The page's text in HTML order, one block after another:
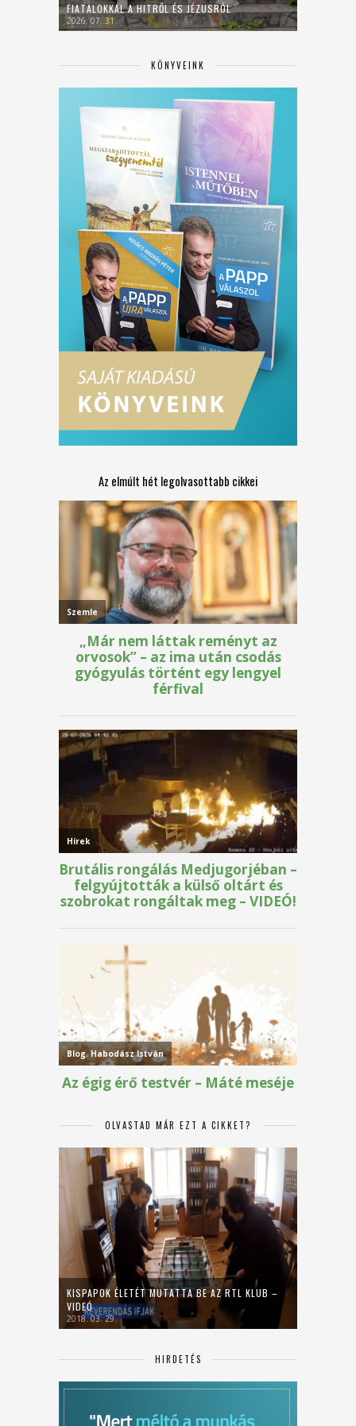
FIATALOKKAL A HITRŐL ÉS JÉZUSRÓL
2026. 07. 31.
KÖNYVEINK
Az elmúlt hét legolvasottabb cikkei
OLVASTAD MÁR EZT A CIKKET?
KISPAPOK ÉLETÉT MUTATTA BE AZ RTL KLUB –
VIDEÓ
2018. 03. 29.
HIRDETÉS